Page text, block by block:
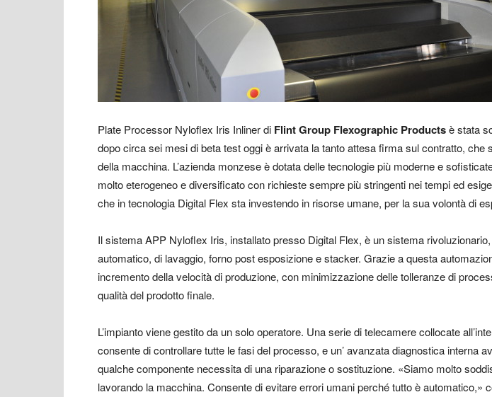
Plate Processor Nyloflex Iris Inliner di Flint Group Flexographic Productsè stata
dopo circa sei mesi di beta test oggi è arrivata la tanto attesa firma sul contratto, che
della macchina. L’azienda monzese è dotata delle tecnologie più moderne e
molto eterogeneo e diversificato con richieste sempre più stringenti nei tempi ed
che in tecnologia Digital Flex sta investendo in risorse umane, per la sua volontà di
Il sistema APP Nyloflex Iris, installato presso Digital Flex, è un sistema
automatico, di lavaggio, forno post esposizione e stacker. Grazie a questa
incremento della velocità di produzione, con minimizzazione delle tolleranze di
qualità del prodotto finale.
L’impianto viene gestito da un solo operatore. Una serie di telecamere collocate
consente di controllare tutte le fasi del processo, e un’ avanzata diagnostica interna
qualche componente necessita di una riparazione o sostituzione. «Siamo molto
lavorando la macchina. Consente di evitare errori umani perché tutto è automatico,»